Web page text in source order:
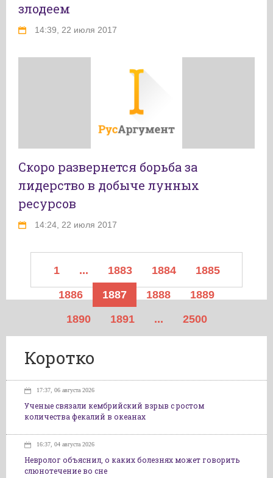
злодеем
14:39, 22 июля 2017
Скоро развернется борьба за
лидерство в добыче лунных
ресурсов
14:24, 22 июля 2017
1 ... 1883 1884
1885
1886
1887 1888
1889
1890
1891 ... 2500
Коротко
17:37, 06 августа 2026
Ученые связали кембрийский взрыв с ростом
количества фекалий в океанах
16:37, 04 августа 2026
Невролог объяснил, о каких болезнях может говорить
слюнотечение во сне